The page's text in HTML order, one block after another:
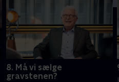
8. Må vi sælge
gravstenen?